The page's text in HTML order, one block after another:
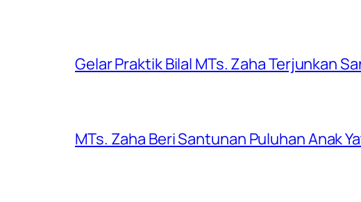
Gelar Praktik Bilal MTs. Zaha Terjunkan
MTs. Zaha Beri Santunan Puluhan Anak